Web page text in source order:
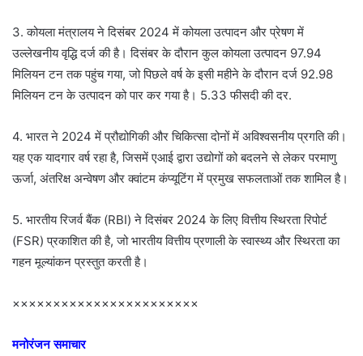
3. कोयला मंत्रालय ने दिसंबर 2024 में कोयला उत्पादन और प्रेषण में
उल्लेखनीय वृद्धि दर्ज की है। दिसंबर के दौरान कुल कोयला उत्पादन 97.94
मिलियन टन तक पहुंच गया, जो पिछले वर्ष के इसी महीने के दौरान दर्ज 92.98
मिलियन टन के उत्पादन को पार कर गया है। 5.33 फीसदी की दर.
4. भारत ने 2024 में प्रौद्योगिकी और चिकित्सा दोनों में अविश्वसनीय प्रगति की।
यह एक यादगार वर्ष रहा है, जिसमें एआई द्वारा उद्योगों को बदलने से लेकर परमाणु
ऊर्जा, अंतरिक्ष अन्वेषण और क्वांटम कंप्यूटिंग में प्रमुख सफलताओं तक शामिल है।
5. भारतीय रिजर्व बैंक (RBI) ने दिसंबर 2024 के लिए वित्तीय स्थिरता रिपोर्ट
(FSR) प्रकाशित की है, जो भारतीय वित्तीय प्रणाली के स्वास्थ्य और स्थिरता का
गहन मूल्यांकन प्रस्तुत करती है।
×××××××××××××××××××××××
मनोरंजन समाचार